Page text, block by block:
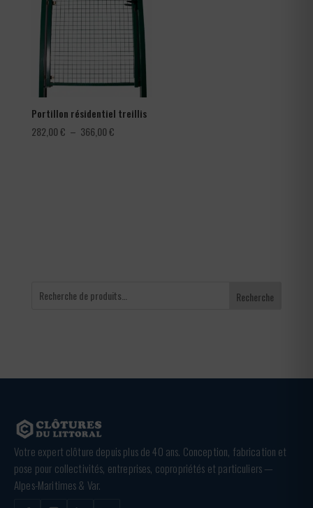
à
Portillon résidentiel treillis
282,00€ – 366,00€Plage
Recherche
Votre expert clôture depuis plus de 40 ans. Conception, fabrication et
pose pour collectivités, entreprises, copropriétés et particuliers —
Alpes-Maritimes & Var.